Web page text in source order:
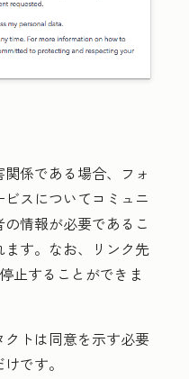
係である場合、
フォ
スについてコミュニ
情報が必要であるこ
す。なお、リンク先
止することができま
トは同意を示す必要
です。